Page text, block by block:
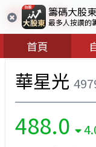
籌碼大股東
最多人按讚的
首頁
華星光
488.0